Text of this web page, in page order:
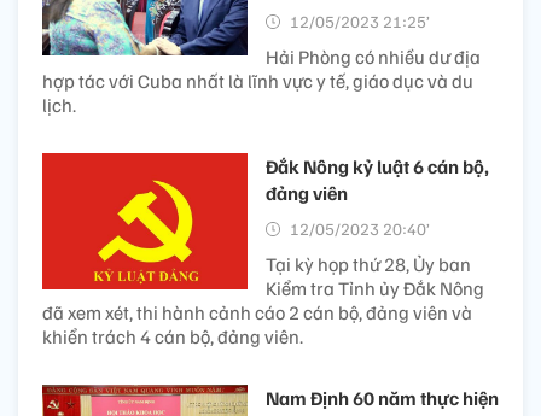
12/05/2023 21:25’
Hải Phòng có nhiều dư địa
hợp tác với Cuba nhất là lĩnh vực y tế, giáo dục và du
lịch.
Đắk Nông kỷ luật 6 cán bộ,
đảng viên
12/05/2023 20:40’
Tại kỳ họp thứ 28, Ủy ban
Kiểm tra Tỉnh ủy Đắk Nông
đã xem xét, thi hành cảnh cáo 2 cán bộ, đảng viên và
khiển trách 4 cán bộ, đảng viên.
Nam Định 60 năm thực hiện